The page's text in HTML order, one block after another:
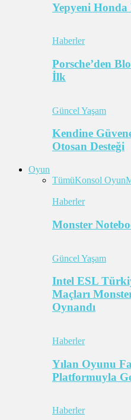
Yepyeni
Haberler
Porsche’den
İlk
Güncel Yaşam
Kendine
Otosan Desteği
Oyun
TümüKonsol Oyun
Haberler
Monster
Güncel Yaşam
Intel ESL
Maçları
Oynandı
Haberler
Yılan Oyunu
Platformuyla
Haberler